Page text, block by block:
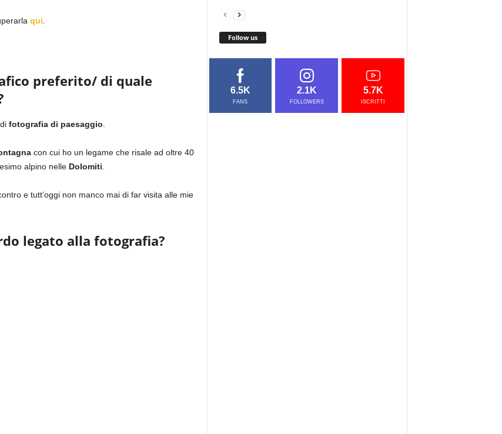
qui
preferito/ di quale
fotografia di paesaggio
con cui ho un legame che risale ad oltre 40
alpino nelle Dolomiti
e tutt’oggi non manco mai di far visita alle mie
legato alla fotografia?
Follow us
6.5K
FANS
2.1K
FOLLOWERS
5.7K
ISCRITTI